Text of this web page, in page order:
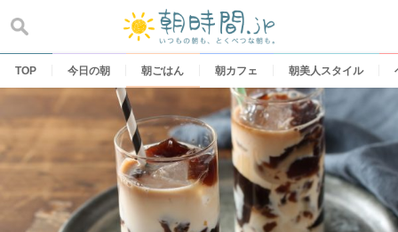
content
TOP 今日の朝 朝ごはん 朝カフェ 朝美人スタイル